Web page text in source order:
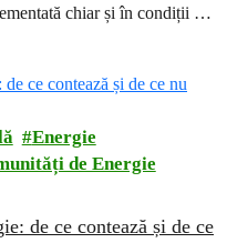
chiar și în condiții de
să reducem vulnerabilitatea
Energie
de Energie
de ce contează și de ce